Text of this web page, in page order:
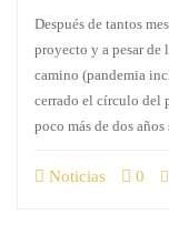
Después de tantos
proyecto y a pesar de
camino (pandemia
cerrado el círculo del
poco más de dos
Noticias 0